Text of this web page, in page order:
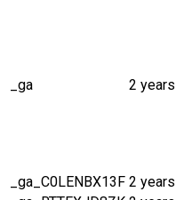
_ga 2 years
_ga_C0LENBX13F 2 years